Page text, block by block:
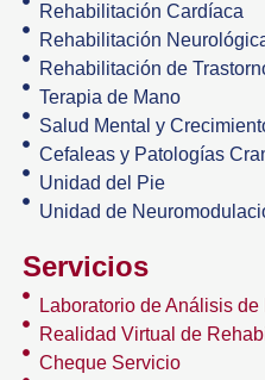
Rehabilitación Cardíaca
Rehabilitación
Rehabilitación de
Terapia de Mano
Salud Mental y
Cefaleas y Patologías
Unidad del Pie
Unidad de
Servicios
Laboratorio de Análisis
Realidad Virtual de
Cheque Servicio